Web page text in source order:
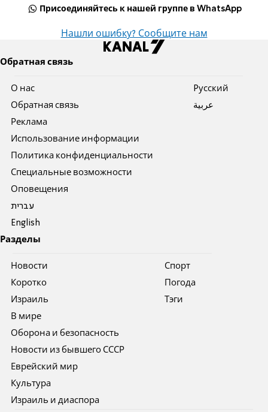
Присоединяйтесь к нашей группе в WhatsApp
Нашли ошибку? Сообщите нам
Обратная связь
О нас
Обратная связь
Реклама
Использование информации
Политика конфиденциальности
Специальные возможности
Оповещения
עברית
English
Pусский
عربية
Разделы
Новости
Коротко
Израиль
В мире
Оборона и безопасность
Новости из бывшего СССР
Еврейский мир
Культура
Израиль и диаспора
Спорт
Погода
Тэги